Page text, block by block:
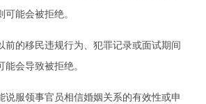
能会被拒绝。
前的移民违规行为、犯罪记录或面试期间
会导致被拒绝。
说服领事官员相信婚姻关系的有效性或申